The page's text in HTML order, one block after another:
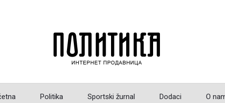
Politika Sportski žurnal Dodaci O